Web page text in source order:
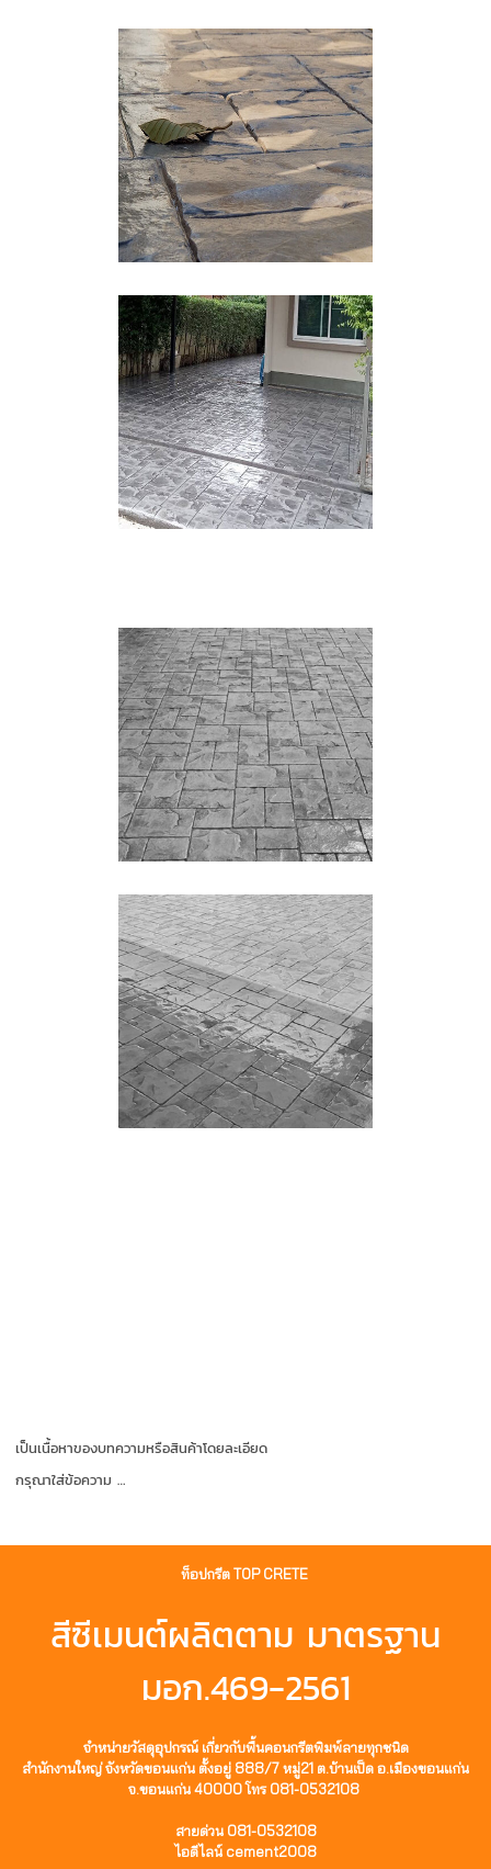
เป็นเนื้อหาของบทความหรือสินค้าโดยละเอียด
กรุณาใส่ข้อความ …
ท็อปกรีต TOP CRETE
สีซีเมนต์ผลิตตาม มาตรฐาน
มอก.469-2561
จำหน่ายวัสดุอุปกรณ์ เกี่ยวกับพื้นคอนกรีตพิมพ์ลายทุกชนิด
สำนักงานใหญ่ จังหวัดขอนแก่น ตั้งอยู่ 888/7 หมู่21 ต.บ้านเป็ด อ.เมืองขอนแก่น
จ.ขอนแก่น 40000 โทร 081-0532108
สายด่วน 081-0532108
ไอดีไลน์ cement2008